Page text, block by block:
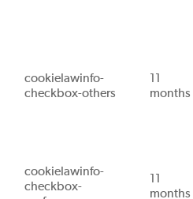
cookielawinfo-
checkbox-others
months
cookielawinfo-
checkbox-
months